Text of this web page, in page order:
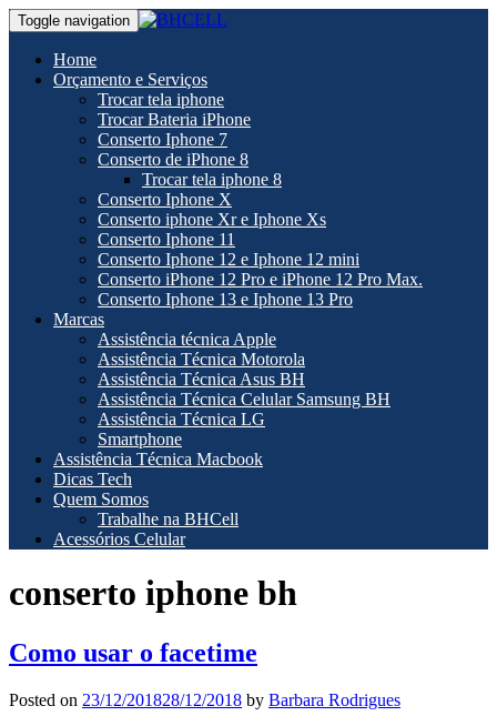
Toggle navigation
Home
Orçamento e Serviços
Trocar tela iphone
Trocar Bateria iPhone
Conserto Iphone 7
Conserto de iPhone 8
Trocar tela iphone 8
Conserto Iphone X
Conserto iphone Xr e Iphone Xs
Conserto Iphone 11
Conserto Iphone 12 e Iphone 12 mini
Conserto iPhone 12 Pro e iPhone 12 Pro Max.
Conserto Iphone 13 e Iphone 13 Pro
Marcas
Assistência técnica Apple
Assistência Técnica Motorola
Assistência Técnica Asus BH
Assistência Técnica Celular Samsung BH
Assistência Técnica LG
Smartphone
Assistência Técnica Macbook
Dicas Tech
Quem Somos
Trabalhe na BHCell
Acessórios Celular
conserto iphone bh
Como usar o facetime
Posted on 23/12/201828/12/2018 by Barbara Rodrigues